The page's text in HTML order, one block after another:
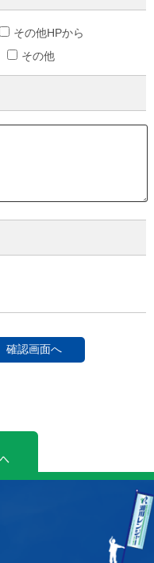
その他HPから
その他